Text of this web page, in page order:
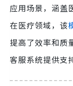
应用场景，涵盖
在医疗领域，该
提高了效率和质
客服系统提供支